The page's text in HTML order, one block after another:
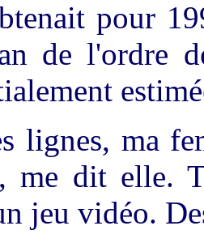
pour
de l'ordre
lignes, ma
me dit elle.
jeu vidéo.